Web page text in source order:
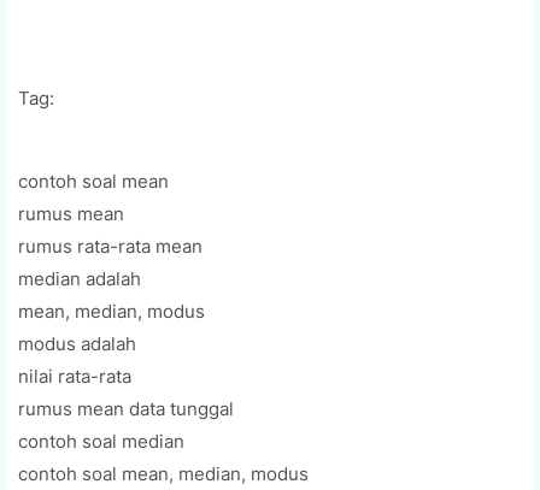
Tag:
contoh soal mean
rumus mean
rumus rata-rata mean
median adalah
mean, median, modus
modus adalah
nilai rata-rata
rumus mean data tunggal
contoh soal median
contoh soal mean, median, modus